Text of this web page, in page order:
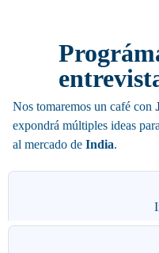
Nos tomaremos un café con
expondrá múltiples ideas
al mercado de India.